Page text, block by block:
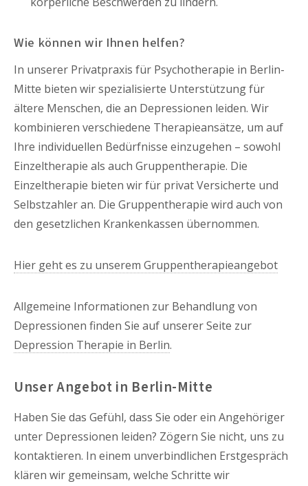
Wie können wir Ihnen helfen?
In unserer Privatpraxis für Psychotherapie in Berlin-
Mitte bieten wir spezialisierte Unterstützung für
ältere Menschen, die an Depressionen leiden. Wir
kombinieren verschiedene Therapieansätze, um auf
Ihre individuellen Bedürfnisse einzugehen – sowohl
Einzeltherapie als auch Gruppentherapie. Die
Einzeltherapie bieten wir für privat Versicherte und
Selbstzahler an. Die Gruppentherapie wird auch von
den gesetzlichen Krankenkassen übernommen.
Hier geht es zu unserem Gruppentherapieangebot
Allgemeine Informationen zur Behandlung von
Depressionen finden Sie auf unserer Seite zur
Depression Therapie in Berlin.
Unser Angebot in Berlin-Mitte
Haben Sie das Gefühl, dass Sie oder ein Angehöriger
unter Depressionen leiden? Zögern Sie nicht, uns zu
kontaktieren. In einem unverbindlichen Erstgespräch
klären wir gemeinsam, welche Schritte wir